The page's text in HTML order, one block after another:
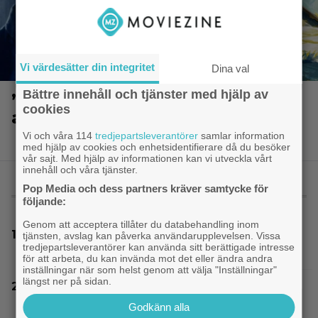
”The Legend of Zelda” blir en
av Sam Neills sista roller
MEST LÄST
”The Legend of Zelda” blir en av Sam Neills
sista roller
Netflix har lagt ned David Finchers
amerikanska ”Squid Game”-spinoff
Vi värdesätter din integritet Dina val
Bättre innehåll och tjänster med hjälp av
cookies
Vi och våra 114tredjepartsleverantörer samlar information
med hjälp av cookies och enhetsidentifierare då du besöker
vår sajt. Med hjälp av informationen kan vi utveckla vårt
innehåll och våra tjänster.
Pop Media och dess partners kräver samtycke för
följande:
Genom att acceptera tillåter du databehandling inom
tjänsten, avslag kan påverka användarupplevelsen. Vissa
tredjepartsleverantörer kan använda sitt berättigade intresse
för att arbeta, du kan invända mot det eller ändra andra
inställningar när som helst genom att välja "Inställningar"
längst ner på sidan.
Godkänn alla